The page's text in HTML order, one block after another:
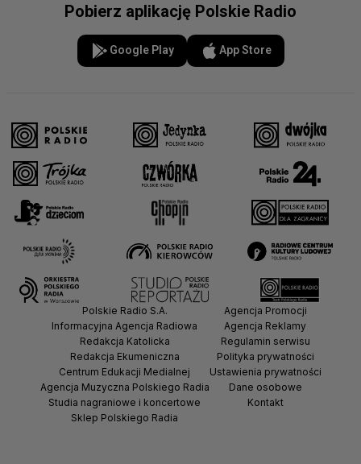
Pobierz aplikację Polskie Radio
Google Play App Store
Polskie Radio S.A.
Informacyjna Agencja Radiowa
Redakcja Katolicka
Redakcja Ekumeniczna
Centrum Edukacji Medialnej
Agencja Muzyczna Polskiego Radia
Studia nagraniowe i koncertowe
Sklep Polskiego Radia
Agencja Promocji
Agencja Reklamy
Regulamin serwisu
Polityka prywatności
Ustawienia prywatności
Dane osobowe
Kontakt